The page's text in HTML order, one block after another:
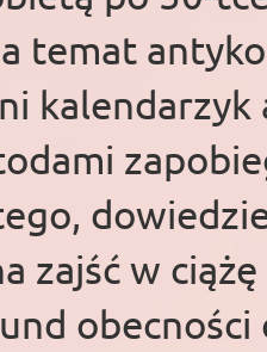
temat
zajść w
obecności